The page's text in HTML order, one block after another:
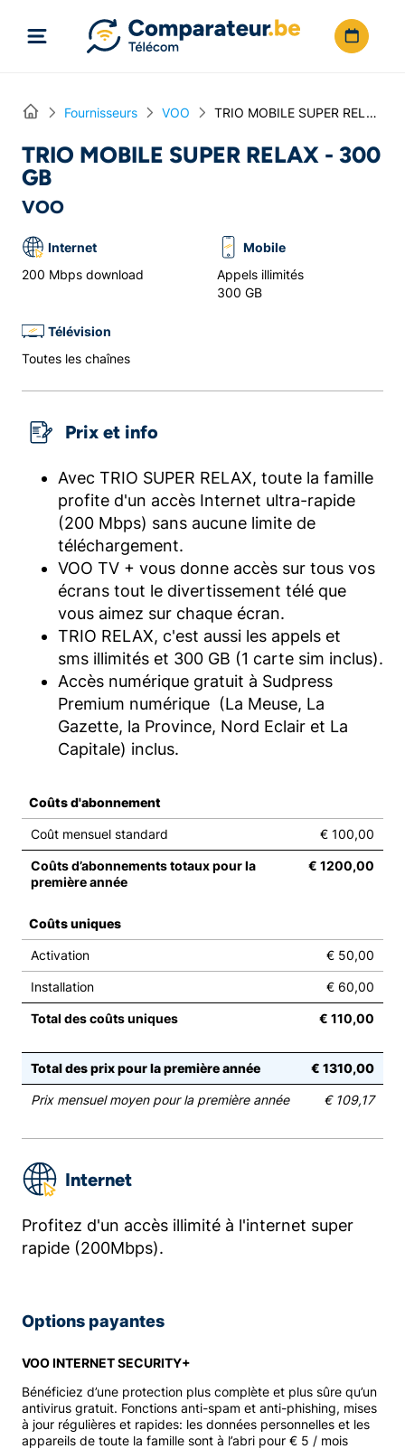
Home Fournisseurs VOO TRIO MOBILE SUPER RELAX - 300 GB
TRIO MOBILE SUPER RELAX - 300
GB
VOO
Internet
200 Mbps download
Mobile
Appels illimités
300 GB
Télévision
Toutes les chaînes
Prix et info
Avec TRIO SUPER RELAX, toute la famille
profite d'un accès Internet ultra-rapide
(200 Mbps) sans aucune limite de
téléchargement.
VOO TV + vous donne accès sur tous vos
écrans tout le divertissement télé que
vous aimez sur chaque écran.
TRIO RELAX, c'est aussi les appels et
sms illimités et 300 GB (1 carte sim inclus).
Accès numérique gratuit à Sudpress
Premium numérique (La Meuse, La
Gazette, la Province, Nord Eclair et La
Capitale) inclus.
Coûts d'abonnement
Coût mensuel standard € 100,00
Coûts d’abonnements totaux pour la
première année
€ 1200,00
Coûts uniques
Activation € 50,00
Installation € 60,00
Total des coûts uniques € 110,00
Total des prix pour la première année € 1310,00
Prix mensuel moyen pour la première année € 109,17
Internet
Profitez d'un accès illimité à l'internet super
rapide (200Mbps).
Options payantes
VOO INTERNET SECURITY+
Bénéficiez d’une protection plus complète et plus sûre qu’un
antivirus gratuit. Fonctions anti-spam et anti-phishing, mises
à jour régulières et rapides: les données personnelles et les
appareils de toute la famille sont à l’abri pour € 5 / mois